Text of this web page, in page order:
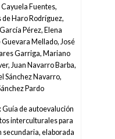
Fuentes,
de Haro Rodríguez,
Pérez, Elena
Guevara Mellado, José
Garriga, Mariano
Juan Navarro Barba,
Sánchez Navarro,
Pardo
Guía de autoevalución
interculturales para
secundaria, elaborada